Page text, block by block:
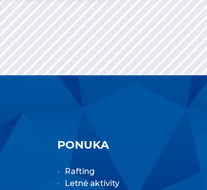
PONUKA
Rafting
Letné aktivity